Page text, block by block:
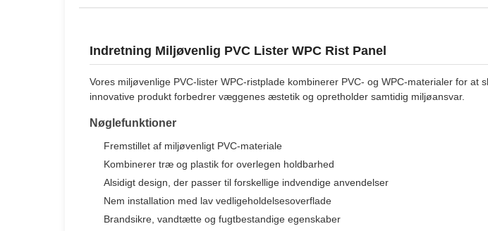
Indretning Miljøvenlig PVC Lister WPC Rist Panel
Vores miljøvenlige PVC-lister WPC-ristplade kombinerer PVC- og WPC-materialer for
innovative produkt forbedrer væggenes æstetik og opretholder samtidig miljøansvar.
Nøglefunktioner
Fremstillet af miljøvenligt PVC-materiale
Kombinerer træ og plastik for overlegen holdbarhed
Alsidigt design, der passer til forskellige indvendige anvendelser
Nem installation med lav vedligeholdelsesoverflade
Brandsikre, vandtætte og fugtbestandige egenskaber